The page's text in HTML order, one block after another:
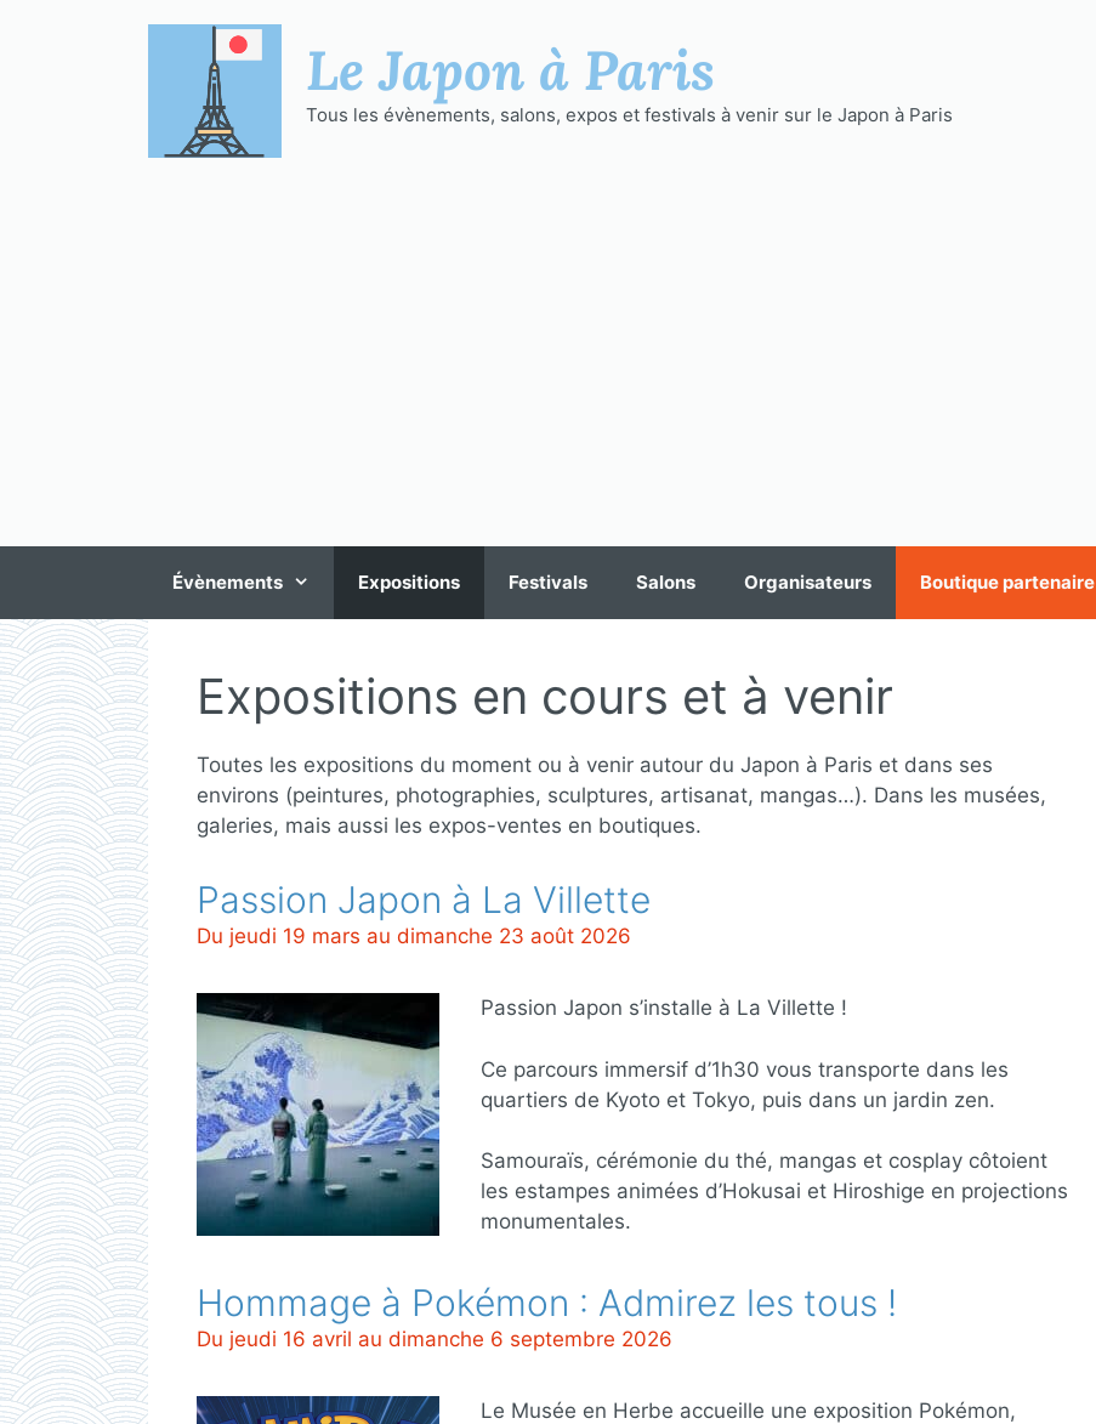
Le Japon à Paris
Tous les évènements, salons, expos et festivals à venir sur le Japon à Paris
Évènements Expositions Festivals Salons Organisateurs Boutique partenaire
Expositions en cours et à venir
Toutes les expositions du moment ou à venir autour du Japon à Paris et dans ses
environs (peintures, photographies, sculptures, artisanat, mangas…). Dans les musées,
galeries, mais aussi les expos-ventes en boutiques.
Passion Japon à La Villette
Du jeudi 19 mars au dimanche 23 août 2026
Passion Japon s’installe à La Villette !
Ce parcours immersif d’1h30 vous transporte dans les
quartiers de Kyoto et Tokyo, puis dans un jardin zen.
Samouraïs, cérémonie du thé, mangas et cosplay côtoient
les estampes animées d’Hokusai et Hiroshige en projections
monumentales.
Hommage à Pokémon : Admirez les tous !
Du jeudi 16 avril au dimanche 6 septembre 2026
Le Musée en Herbe accueille une exposition Pokémon,